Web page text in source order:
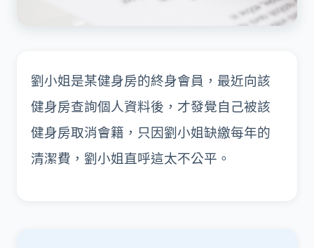
劉小姐是某健身房的終身會員，最近向該
健身房查詢個人資料後，才發覺自己被該
健身房取消會籍，只因劉小姐缺繳每年的
清潔費，劉小姐直呼這太不公平。